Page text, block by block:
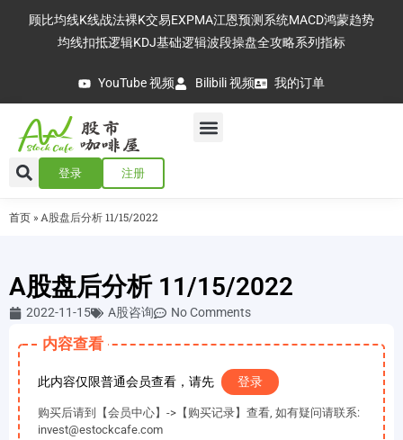
顾比均线K线战法裸K交易EXPMA江恩预测系统MACD鸿蒙趋势
均线扣抵逻辑KDJ基础逻辑波段操盘全攻略系列指标
YouTube 视频 Bilibili 视频 我的订单
登录 注册
首页 » A股盘后分析 11/15/2022
A股盘后分析 11/15/2022
2022-11-15 A股咨询 No Comments
内容查看
此内容仅限普通会员查看，请先 登录
购买后请到【会员中心】->【购买记录】查看, 如有疑问请联系:
invest@estockcafe.com